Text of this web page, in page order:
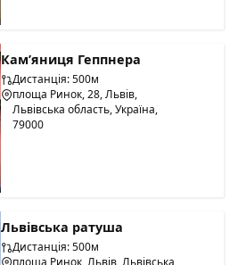
Кам’яниця Геппнера
Дистанція: 500м
площа Ринок, 28, Львів,
Львівська область, Україна,
79000
Львівська ратуша
Дистанція: 500м
площа Ринок, Львів, Львівська